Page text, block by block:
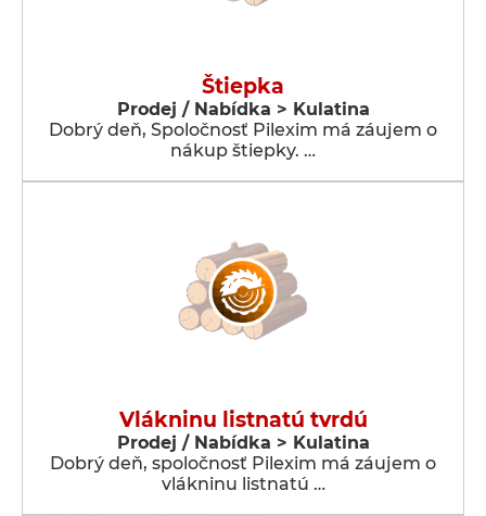
Štiepka
Prodej / Nabídka > Kulatina
Dobrý deň, Spoločnosť Pilexim má záujem o
nákup štiepky. …
Vlákninu listnatú tvrdú
Prodej / Nabídka > Kulatina
Dobrý deň, spoločnosť Pilexim má záujem o
vlákninu listnatú …